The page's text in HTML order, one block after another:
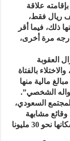
علاقة
وزعم أنها أرسلت له 30 ألف ريال فقط،
ذلك، فيما أقر
مرة أخرى،
العقوبة
بالفتاة
مالية منها
الشخصي”.
السعودي،
مشابهة
تحدث باستمرار في المملكة، التي يبلغ عدد سكانها نحو 30 مليونا